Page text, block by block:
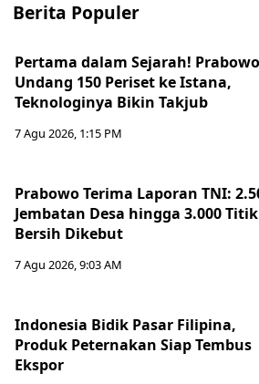
Berita Populer
Pertama dalam Sejarah! Prabowo
Undang 150 Periset ke Istana,
Teknologinya Bikin Takjub
7 Agu 2026, 1:15 PM
Prabowo Terima Laporan TNI:
Jembatan Desa hingga 3.000
Bersih Dikebut
7 Agu 2026, 9:03 AM
Indonesia Bidik Pasar Filipina,
Produk Peternakan Siap Tembus
Ekspor